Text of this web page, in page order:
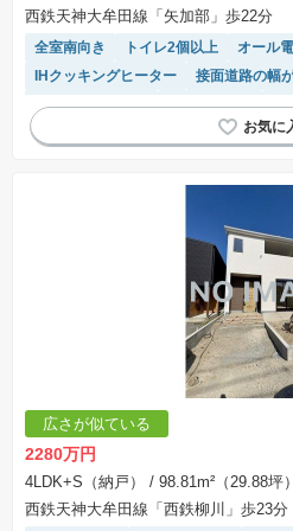
西鉄天神大牟田線「矢加部」歩22分
全室南向き トイレ2個以上 オール
IHクッキングヒーター
接面道路の幅
システムキッチン
閑静な住宅地 窓
温水洗浄便座
モニター付きインター
広さが似ている
2280万円
4LDK+S（納戸）
/ 98.81m²（29.88坪
西鉄天神大牟田線「西鉄柳川」歩23分